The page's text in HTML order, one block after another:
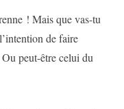
! Mais que vas-tu
de faire
peut-être celui du